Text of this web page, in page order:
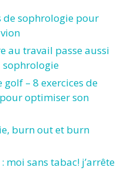
de sophrologie pour
au travail passe aussi
sophrologie
golf – 8 exercices de
optimiser son
burn out et burn
moi sans tabac! j’arrête